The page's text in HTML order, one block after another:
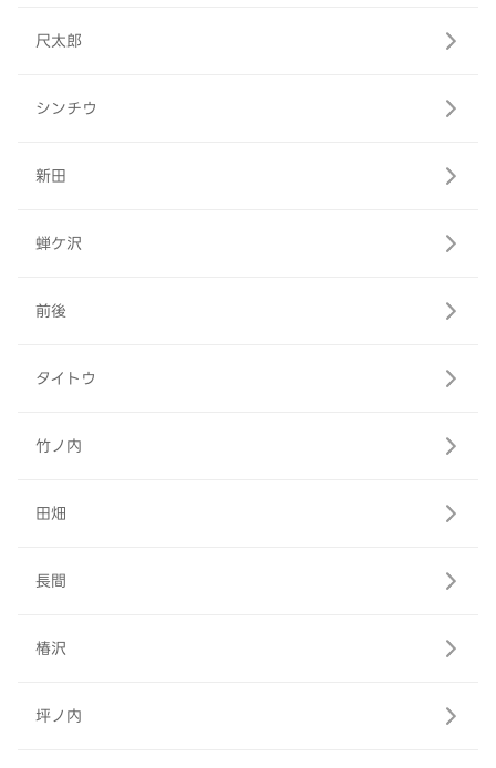
尺太郎
シンチウ
新田
蝉ケ沢
前後
タイトウ
竹ノ内
田畑
長間
椿沢
坪ノ内